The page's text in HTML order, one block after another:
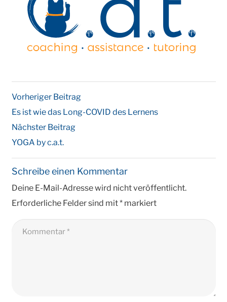
Vorheriger Beitrag
Es ist wie das Long-COVID des Lernens
Nächster Beitrag
YOGA by c.a.t.
Schreibe einen Kommentar
Deine E-Mail-Adresse wird nicht veröffentlicht.
Erforderliche Felder sind mit*markiert